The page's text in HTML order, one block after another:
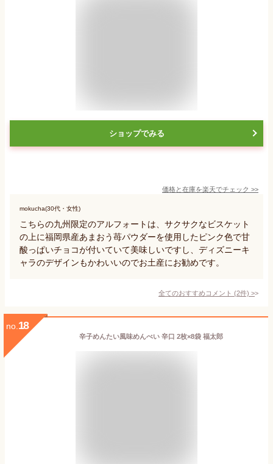
ショップでみる
価格と在庫を楽天でチェック >>
mokucha(30代・女性)
こちらの九州限定のアルフォートは、サクサクなビスケット
の上に福岡県産あまおう苺パウダーを使用したピンク色で甘
酸っぱいチョコが付いていて美味しいですし、ディズニーキ
ャラのデザインもかわいいのでお土産にお勧めです。
全てのおすすめコメント (2件) >
no. 18
辛子めんたい風味めんべい 辛口 2枚×8袋 福太郎